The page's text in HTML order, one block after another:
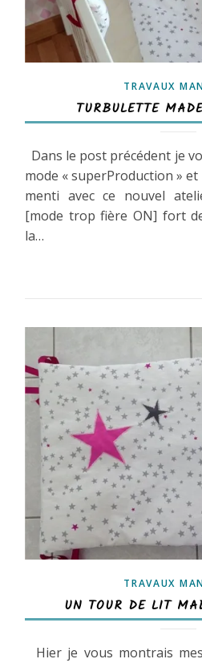
TRAVAUX
TURBULETTE
Dans le post précédent je
mode « superProduction »
menti avec ce nouvel
[mode trop fière ON] fort
la…
TRAVAUX
UN TOUR DE LIT
Hier je vous montrais